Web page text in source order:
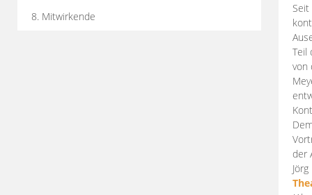
8. Mitwirkende
Teil
von
der